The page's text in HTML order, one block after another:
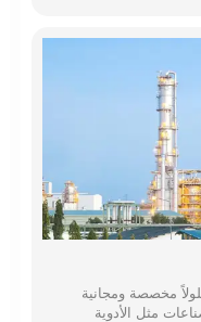
مخصصة ومجانية
مثل الأدوية